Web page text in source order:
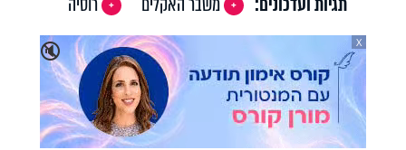
🔇
X